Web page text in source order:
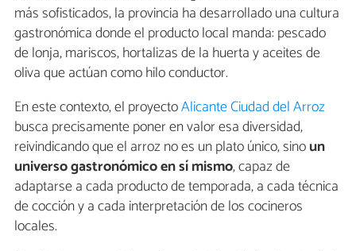
más sofisticados, la provincia ha desarrollado una cultura
gastronómica donde el producto local manda: pescado
de lonja, mariscos, hortalizas de la huerta y aceites de
oliva que actúan como hilo conductor.
En este contexto, el proyectoAlicante Ciudad del Arroz
busca precisamente poner en valor esa diversidad,
reivindicando que el arroz no es un plato único, sinoun
universo gastronómico en sí mismo, capaz de
adaptarse a cada producto de temporada, a cada técnica
de cocción y a cada interpretación de los cocineros
locales.